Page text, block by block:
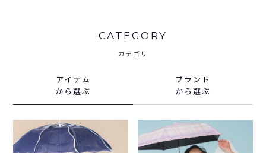
CATEGORY
カテゴリ
アイテム
から選ぶ
ブランド
から選ぶ